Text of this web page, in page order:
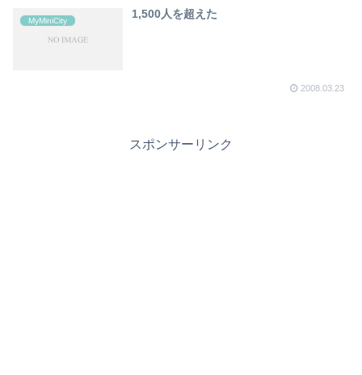
MyMiniCity
1,500人を超えた
2008.03.23
スポンサーリンク